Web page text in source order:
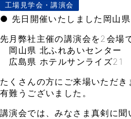
工場見学会・講演会
● 先日開催いたしました岡山
先月弊社主催の講演会を2会場
岡山県 北ふれあいセンター
広島県 ホテルサンライズ21
たくさんの方にご来場いただき
有難うございました。
講演会では、みなさま真剣に聞